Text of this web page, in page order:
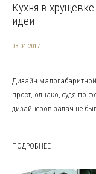
Кухня в
идеи
03.04.2017
Дизайн
прост, однако, судя по
дизайнеров задач не
ПОДРОБНЕЕ